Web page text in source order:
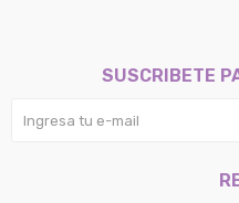
SUSCRIBETE